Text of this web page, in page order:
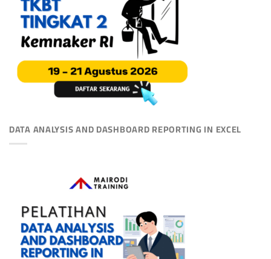
DATA ANALYSIS AND DASHBOARD REPORTING IN EXCEL